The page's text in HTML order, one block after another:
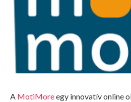
A MotiMoreegy innovatív online